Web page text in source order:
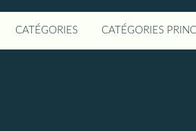
CATÉGORIES CATÉGORIES